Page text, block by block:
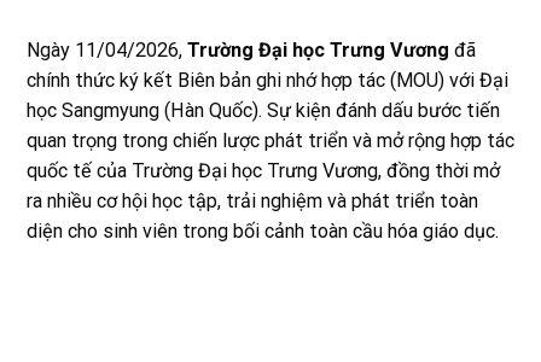
Ngày 11/04/2026, Trường Đại học Trưng Vương đã
chính thức ký kết Biên bản ghi nhớ hợp tác (MOU) với Đại
học Sangmyung (Hàn Quốc). Sự kiện đánh dấu bước tiến
quan trọng trong chiến lược phát triển và mở rộng hợp tác
quốc tế của Trường Đại học Trưng Vương, đồng thời mở
ra nhiều cơ hội học tập, trải nghiệm và phát triển toàn
diện cho sinh viên trong bối cảnh toàn cầu hóa giáo dục.